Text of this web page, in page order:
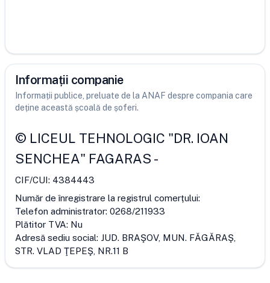
Informații companie
Informații publice, preluate de la ANAF despre compania care
deține această școală de șoferi.
© LICEUL TEHNOLOGIC "DR. IOAN
SENCHEA" FAGARAS -
CIF/CUI: 4384443
Număr de înregistrare la registrul comerțului:
Telefon administrator: 0268/211933
Plătitor TVA: Nu
Adresă sediu social: JUD. BRAŞOV, MUN. FĂGĂRAŞ,
STR. VLAD ŢEPEŞ, NR.11 B